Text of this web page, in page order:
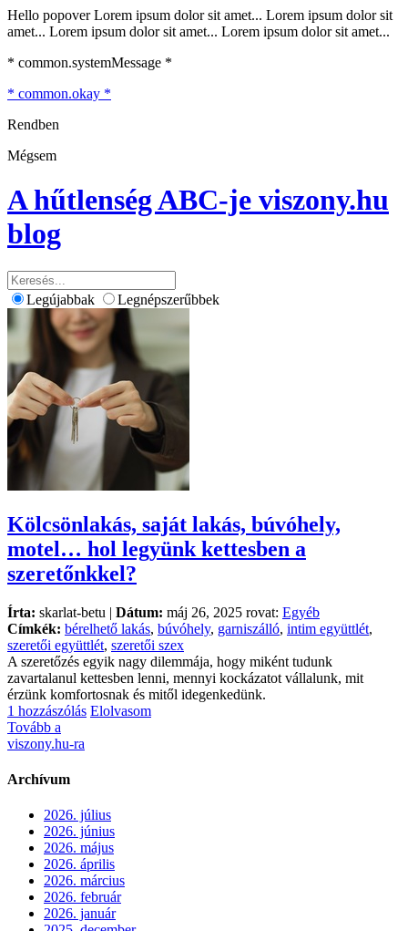
Hello popover Lorem ipsum dolor sit amet... Lorem ipsum dolor sit
amet... Lorem ipsum dolor sit amet... Lorem ipsum dolor sit amet...
* common.systemMessage *
* common.okay *
Rendben
Mégsem
A hűtlenség ABC-je viszony.hu
blog
Legújabbak Legnépszerűbbek
Kölcsönlakás, saját lakás, búvóhely,
motel… hol legyünk kettesben a
szeretőnkkel?
Írta: skarlat-betu | Dátum: máj 26, 2025 rovat: Egyéb
Címkék: bérelhető lakás, búvóhely, garniszálló, intim együttlét,
szeretői együttlét, szeretői szex
A szeretőzés egyik nagy dilemmája, hogy miként tudunk
zavartalanul kettesben lenni, mennyi kockázatot vállalunk, mit
érzünk komfortosnak és mitől idegenkedünk.
1 hozzászólás Elolvasom
Tovább a
viszony.hu-ra
Archívum
2026. július
2026. június
2026. május
2026. április
2026. március
2026. február
2026. január